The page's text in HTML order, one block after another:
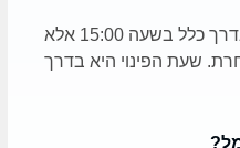
אפשר להגיע ל- גן עדן בכרמל בדרך כלל בשעה 15:00 אלא
שעת הפינוי היא בדרך